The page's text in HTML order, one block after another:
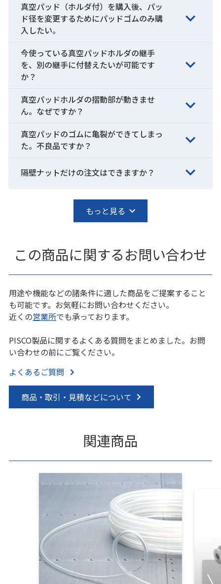
真空パッド（ホルダ付）を購入後、パッ
ド径を変更するためにパッドゴムのみ購
入したい。
今使っている真空パッドホルダの継手
を、別の継手に付替えたいが可能です
か？
真空パッドホルダの摺動部が動きませ
ん。なぜですか？
真空パッドのゴムに亀裂ができてしまっ
た。不良品ですか？
隔壁ナットだけの注文はできますか？
もっと見る
この商品に関するお問い合わせ
用途や機能などの諸条件に適した商品をご提案すること
も可能です。お気軽にお問い合わせください。
近くの営業所でも承っております。
PISCO製品に関するよくある質問をまとめました。お問
い合わせの前にご覧ください。
よくあるご質問
商品・取引・見積などについて
関連商品